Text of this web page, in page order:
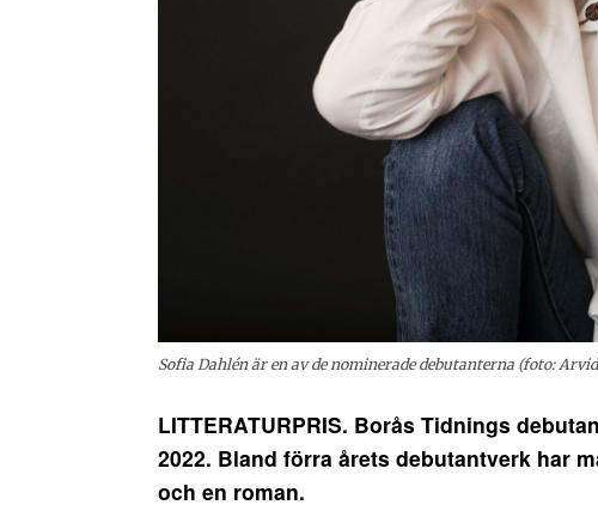
Sofia Dahlén är en av de nominerade debutanterna (foto:
LITTERATURPRIS. Borås Tidnings
2022. Bland förra årets debutantverk har
och en roman.